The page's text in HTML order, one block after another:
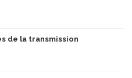
de la transmission